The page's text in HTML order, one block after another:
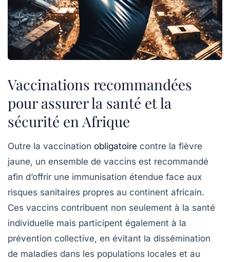
Vaccinations recommandées
pour assurer la santé et la
sécurité en Afrique
Outre la vaccination obligatoire contre la fièvre
jaune, un ensemble de vaccins est recommandé
afin d’offrir une immunisation étendue face aux
risques sanitaires propres au continent africain.
Ces vaccins contribuent non seulement à la santé
individuelle mais participent également à la
prévention collective, en évitant la dissémination
de maladies dans les populations locales et au